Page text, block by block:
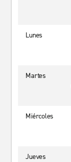
Lunes
Martes
Miércoles
Jueves